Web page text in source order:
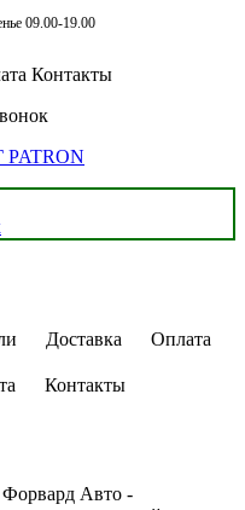
09.00-19.00
Контакты
Доставка Оплата
Контакты
Форвард Авто -